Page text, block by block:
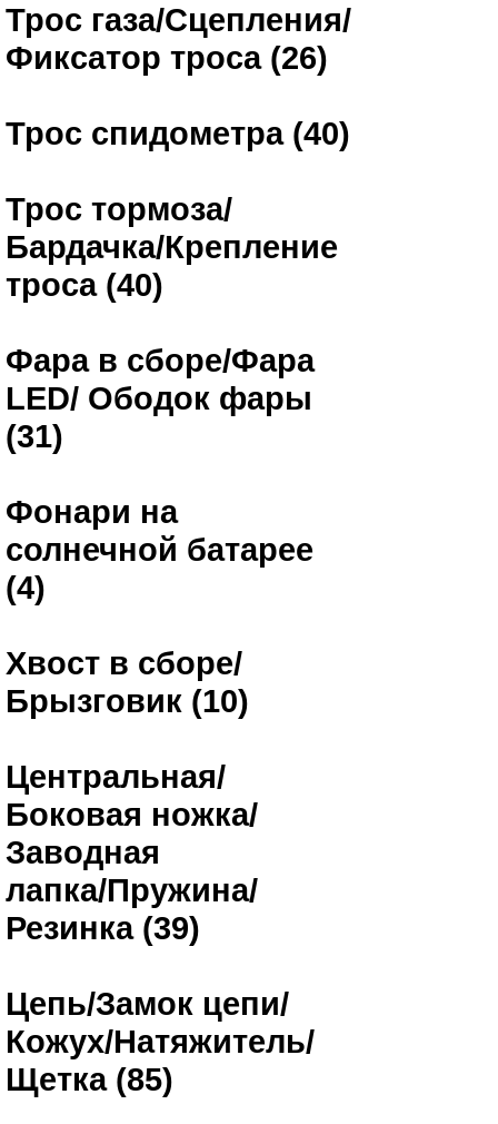
Трос газа/Сцепления/
Фиксатор троса (26)
Трос спидометра (40)
Трос тормоза/
Бардачка/Крепление
троса (40)
Фара в сборе/Фара
LED/ Ободок фары
(31)
Фонари на
солнечной батарее
(4)
Хвост в сборе/
Брызговик (10)
Центральная/
Боковая ножка/
Заводная
лапка/Пружина/
Резинка (39)
Цепь/Замок цепи/
Кожух/Натяжитель/
Щетка (85)